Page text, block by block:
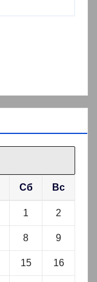
Сб Вс
1 2
8 9
15 16